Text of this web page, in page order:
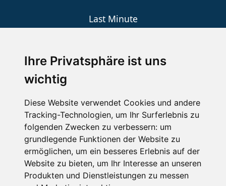
Ihre Privatsphäre ist uns
wichtig
Diese Website verwendet Cookies und andere
Tracking-Technologien, um Ihr Surferlebnis zu
folgenden Zwecken zu verbessern: um
grundlegende Funktionen der Website zu
ermöglichen, um ein besseres Erlebnis auf der
Website zu bieten, um Ihr Interesse an unseren
Produkten und Dienstleistungen zu messen
Last Minute
Wellness
SCHNEEHÖHEN SKI APP
Die Schneehoehen Ski APP für iOS und Android - Ein
Muss für alle Wintersportler und Schneefreaks!